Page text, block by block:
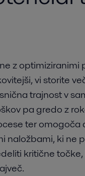
z optimiziranimi
vi storite
trajnost v
pa gredo z
ter
naložbami, ki ne
kritične